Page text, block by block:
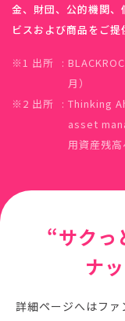
金、財団、公的機関
ビスおよび商品をご提
※1 出所
月）
※2 出所
Thinking
asset
用資産残高
“サクっ
ナ
詳細ページへはファ